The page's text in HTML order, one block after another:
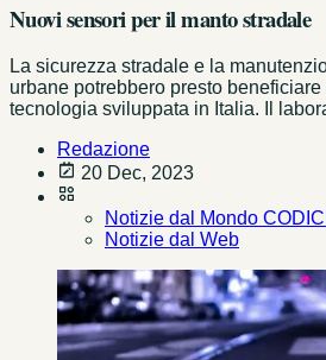
Nuovi sensori per il manto stradale
La sicurezza stradale e la
urbane potrebbero presto
tecnologia sviluppata in Italia. Il
Redazione
20 Dec, 2023
Notizie dal Mondo
Notizie dal Web